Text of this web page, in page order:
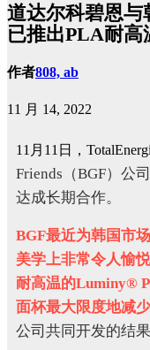
道达尔科碧恩与
已推出PLA耐高
作者808, ab
11 月 14, 2022
11月11日，
Friends（BGF）公
达成长期合作。
BGF最近为韩国市
美学上非常令人愉
耐高温的Luminy®
面杯最大限度地减
公司共同开发的结